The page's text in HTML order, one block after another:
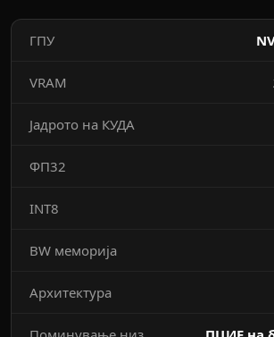
ГПУ
VRAM
Јадрото на КУДА
ФП32
INT8
BW меморија
Архитектура